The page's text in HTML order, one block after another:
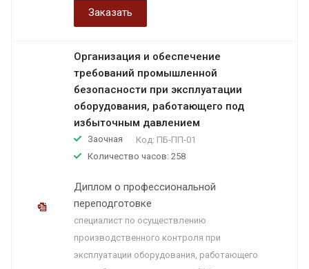
Заказать
Организация и обеспечение
требований промышленной
безопасности при эксплуатации
оборудования, работающего под
избыточным давлением
Заочная Код: ПБ-ПП-01
Количество часов: 258
Диплом о профессиональной
переподготовке
специалист по осуществлению
производственного контроля при
эксплуатации оборудования, работающего